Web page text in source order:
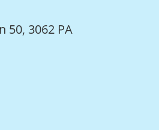
50, 3062 PA